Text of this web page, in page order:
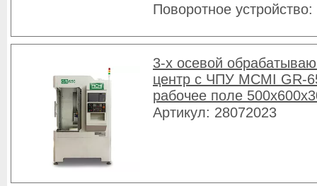
Поворотное
3-х осевой
центр с ЧПУ MCMI GR-
рабочее поле
Артикул: 28072023